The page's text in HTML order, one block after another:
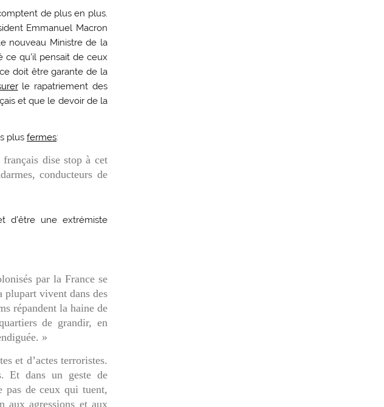
de plus en plus.
Emmanuel Macron
nouveau Ministre de la
qu’il pensait de ceux
doit être garante de la
le rapatriement des
et que le devoir de la
plusfermes:
dise stop à cet
conducteurs de
d’être une extrémiste
par la France se
plupart vivent dans des
répandent la haine de
de grandir, en
»
et d’actes terroristes.
Et dans un geste de
pas de ceux qui tuent,
aux agressions et aux